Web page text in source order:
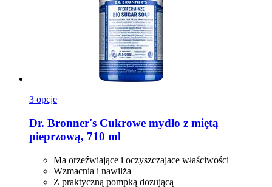
3 opcje
Dr. Bronner's Cukrowe mydło z miętą
pieprzową, 710 ml
Ma orzeźwiające i oczyszczajace właściwości
Wzmacnia i nawilża
Z praktyczną pompką dozującą